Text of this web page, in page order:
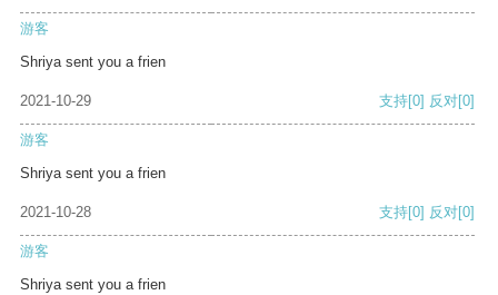
游客
Shriya sent you a frien
2021-10-29 支持[0] 反对[0]
游客
Shriya sent you a frien
2021-10-28 支持[0] 反对[0]
游客
Shriya sent you a frien